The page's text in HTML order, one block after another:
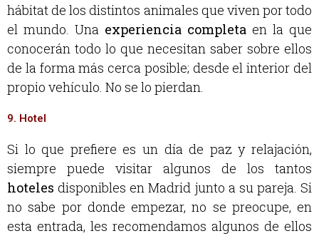
hábitat de los distintos animales que viven por todo
el mundo. Una experiencia completa en la que
conocerán todo lo que necesitan saber sobre ellos
de la forma más cerca posible; desde el interior del
propio vehículo. No se lo pierdan.
9. Hotel
Si lo que prefiere es un día de paz y relajación,
siempre puede visitar algunos de los tantos
hoteles disponibles en Madrid junto a su pareja. Si
no sabe por donde empezar, no se preocupe, en
esta entrada, les recomendamos algunos de ellos